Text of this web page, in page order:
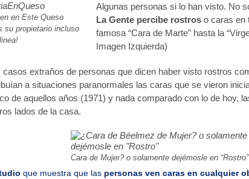
en Este Queso
su propietario incluso
Algunas personas si lo han visto. No
La Gente percibe rostros o caras en
famosa “Cara de Marte” hasta la
Imagen Izquierda)
extraños de personas que dicen haber visto rostros
a situaciones paranormales las caras que se vieron
de aquellos años (1971) y nada comparado con lo de hoy,
lados de la casa.
Cara de Mujer? o solamente dejémosle en “Rostro”
que muestra que las personas ven caras en cualquier